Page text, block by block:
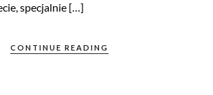
specjalnie […]
CONTINUE READING